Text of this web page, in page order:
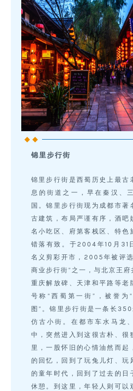
锦里步行街
锦里步行街是西蜀历史上最古
息的街道之一，早在秦汉、
国。锦里步行街现为成都市著
古建筑，布局严谨有序，酒吧
名小吃区、府第客栈区、特色
错落有致。于2004年10月31
名义剪彩开市，2005年被评
商业步行街”之一，与北京王府
重庆解放碑、天津和平路等老
号称“西蜀第一街”，被誉为
图”。锦里步行街是一条长
仿古小街。在都市车水马龙
中，突然进入到这很古朴、很
里，一股怀旧的心情油然而起
的回忆，回到了玩兔儿灯、玩
的童年时代，回到了过去的日
休憩。到这里，年轻人则可以